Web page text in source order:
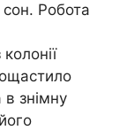
Робота
знімну